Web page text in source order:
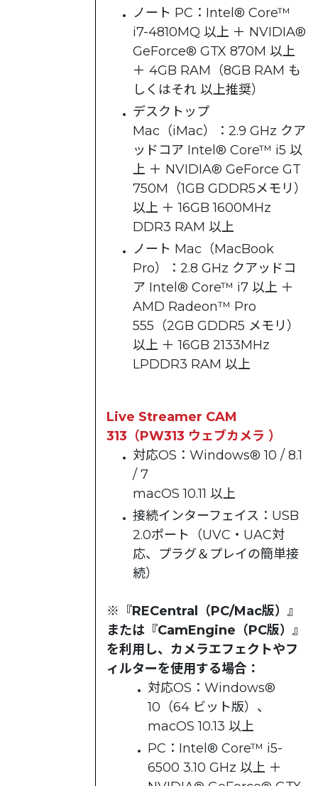
ノート PC：Intel® Core™
i7-4810MQ 以上 ＋ NVIDIA®
GeForce® GTX 870M 以上
＋ 4GB RAM（8GB RAM も
しくはそれ 以上推奨）
デスクトップ
Mac（iMac）：2.9 GHz クア
ッドコア Intel® Core™ i5 以
上 ＋ NVIDIA® GeForce GT
750M（1GB GDDR5メモリ）
以上 ＋ 16GB 1600MHz
DDR3 RAM 以上
ノート Mac（MacBook
Pro）：2.8 GHz クアッドコ
ア Intel® Core™ i7 以上 ＋
AMD Radeon™ Pro
555（2GB GDDR5 メモリ）
以上 ＋ 16GB 2133MHz
LPDDR3 RAM 以上
Live Streamer CAM
313（PW313 ウェブカメラ ）
対応OS：Windows® 10 / 8.1
/ 7
macOS 10.11 以上
接続インターフェイス：USB
2.0ポート（UVC・UAC対
応、プラグ＆プレイの簡単接
続）
※『RECentral（PC/Mac版）』
または『CamEngine（PC版）』
を利用し、カメラエフェクトやフ
ィルターを使用する場合：
対応OS：Windows®
10（64 ビット版）、
macOS 10.13 以上
PC：Intel® Core™ i5-
6500 3.10 GHz 以上 ＋